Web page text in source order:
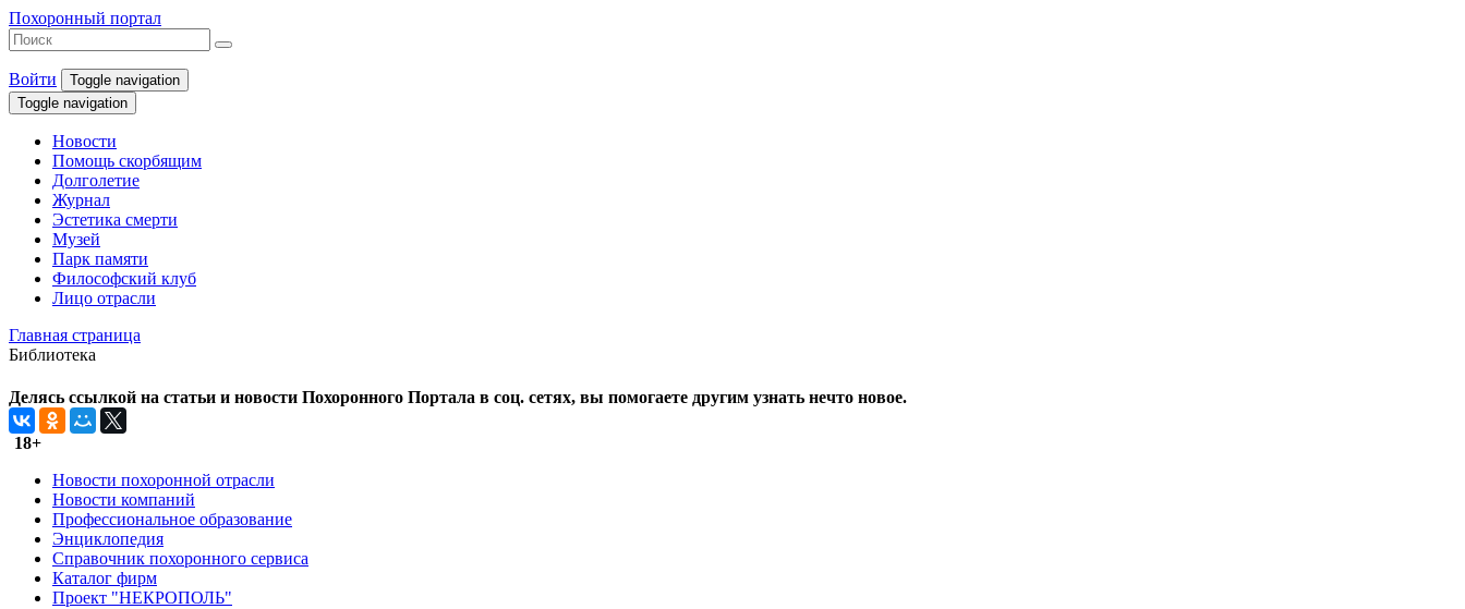
Похоронный портал
Войти
Toggle navigation
Toggle navigation
Новости
Помощь скорбящим
Долголетие
Журнал
Эстетика смерти
Музей
Парк памяти
Философский клуб
Лицо отрасли
Главная страница
Библиотека
Делясь ссылкой на статьи и новости Похоронного Портала в соц. сетях, вы помогаете другим узнать нечто новое.
18+
Новости похоронной отрасли
Новости компаний
Профессиональное образование
Энциклопедия
Справочник похоронного сервиса
Каталог фирм
Проект "НЕКРОПОЛЬ"